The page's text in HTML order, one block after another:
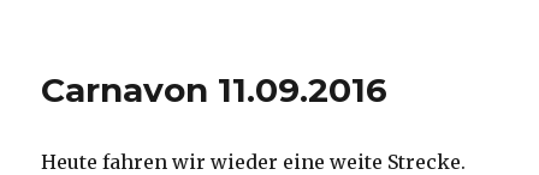
Carnavon 11.09.2016
Heute fahren wir wieder eine weite Strecke.